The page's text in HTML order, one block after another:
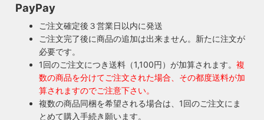
PayPay
ご注文確定後３営業日以内に発送
ご注文完了後に商品の追加は出来ません。新たに注文が
必要です。
1回のご注文につき送料（1,100円）が加算されます。 複
数の商品を分けてご注文された場合、その都度送料が加
算されますのでご注意下さい。
複数の商品同梱を希望される場合は、1回のご注文にま
とめて購入手続き願います。